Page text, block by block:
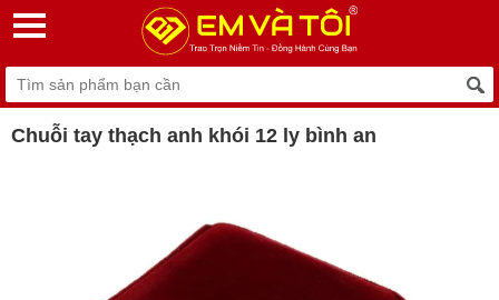
Chuỗi tay thạch anh khói 12 ly bình an